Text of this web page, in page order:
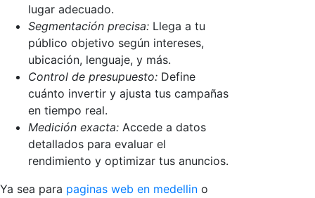
lugar adecuado.
Segmentación precisa: Llega a tu
público objetivo según intereses,
ubicación, lenguaje, y más.
Control de presupuesto: Define
cuánto invertir y ajusta tus campañas
en tiempo real.
Medición exacta: Accede a datos
detallados para evaluar el
rendimiento y optimizar tus anuncios.
Ya sea para paginas web en medellin o